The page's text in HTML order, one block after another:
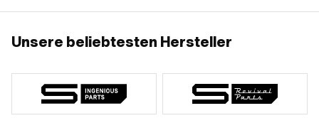
Unsere beliebtesten Hersteller